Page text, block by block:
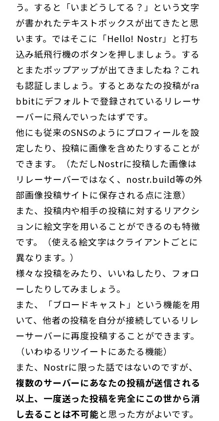
う。すると「いまどうしてる？」という文字
が書かれたテキストボックスが出てきたと思
います。ではそこに「Hello! Nostr」と打ち
込み紙飛行機のボタンを押しましょう。する
とまたポップアップが出てきましたね？これ
も認証しましょう。するとあなたの投稿がra
bbitにデフォルトで登録されているリレーサ
ーバーに飛んでいったはずです。
他にも従来のSNSのようにプロフィールを設
定したり、投稿に画像を含めたりすることが
できます。（ただしNostrに投稿した画像は
リレーサーバーではなく、nostr.build等の外
部画像投稿サイトに保存される点に注意）
また、投稿内や相手の投稿に対するリアクシ
ョンに絵文字を用いることができるのも特徴
です。（使える絵文字はクライアントごとに
異なります。）
様々な投稿をみたり、いいねしたり、フォロ
ーしたりしてみましょう。
また、「ブロードキャスト」という機能を用
いて、他者の投稿を自分が接続しているリレ
ーサーバーに再度投稿することができます。
（いわゆるリツイートにあたる機能）
また、Nostrに限った話ではないのですが、
複数のサーバーにあなたの投稿が送信される
以上、一度送った投稿を完全にこの世から消
し去ることは不可能と思った方がよいです。